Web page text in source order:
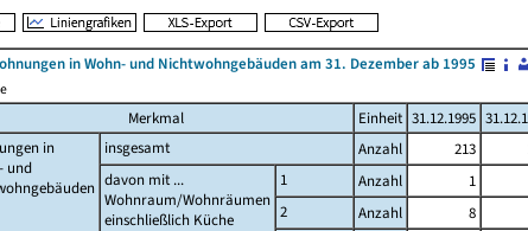
in Wohn- und Nichtwohngebäuden am 31. Dezember ab 1995
Merkmal Einheit 31.12.1995
in
und
insgesamt Anzahl 213
davon mit ...
Wohnraum/Wohnräumen
einschließlich Küche
1 Anzahl 1
2
Anzahl 8